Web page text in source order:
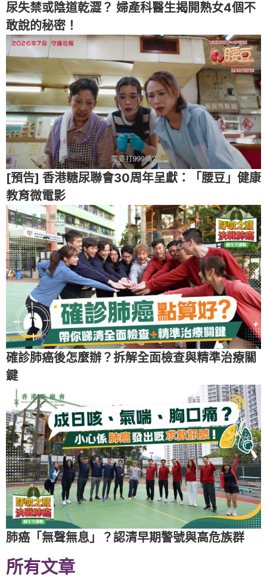
尿失禁或陰道乾澀？ 婦產科醫生揭開熟女4個不
敢說的秘密！
[預告] 香港糖尿聯會30周年呈獻：「腰豆」健康
教育微電影
確診肺癌後怎麼辦？拆解全面檢查與精準治療關
鍵
肺癌「無聲無息」？認清早期警號與高危族群
所有文章